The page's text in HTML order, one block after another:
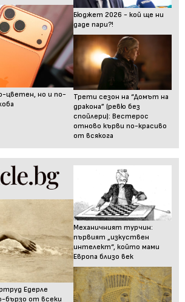
цветен, но и по-
Бюджет 2026 - кой ще ни
даде пари?!
Трети сезон на “Домът на
дракона” (ревю без
спойлери): Вестерос
отново кърви по-красиво
от всякога
Едерле
бързо от всеки
Механичният турчин:
първият „изкуствен
интелект“, който мами
Европа близо век